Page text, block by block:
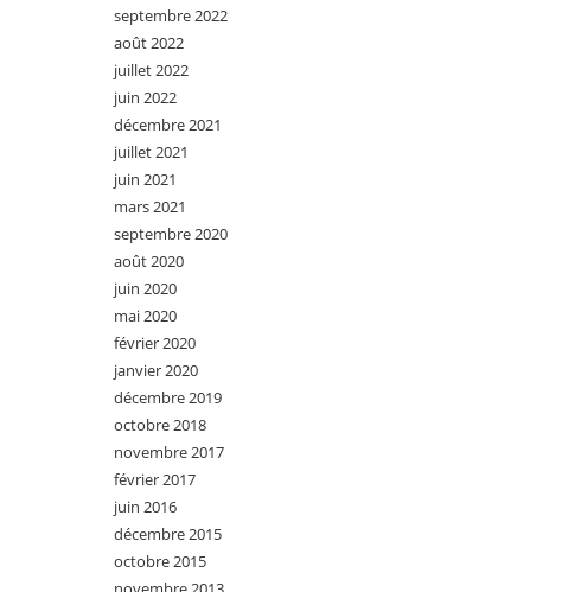
septembre 2022
août 2022
juillet 2022
juin 2022
décembre 2021
juillet 2021
juin 2021
mars 2021
septembre 2020
août 2020
juin 2020
mai 2020
février 2020
janvier 2020
décembre 2019
octobre 2018
novembre 2017
février 2017
juin 2016
décembre 2015
octobre 2015